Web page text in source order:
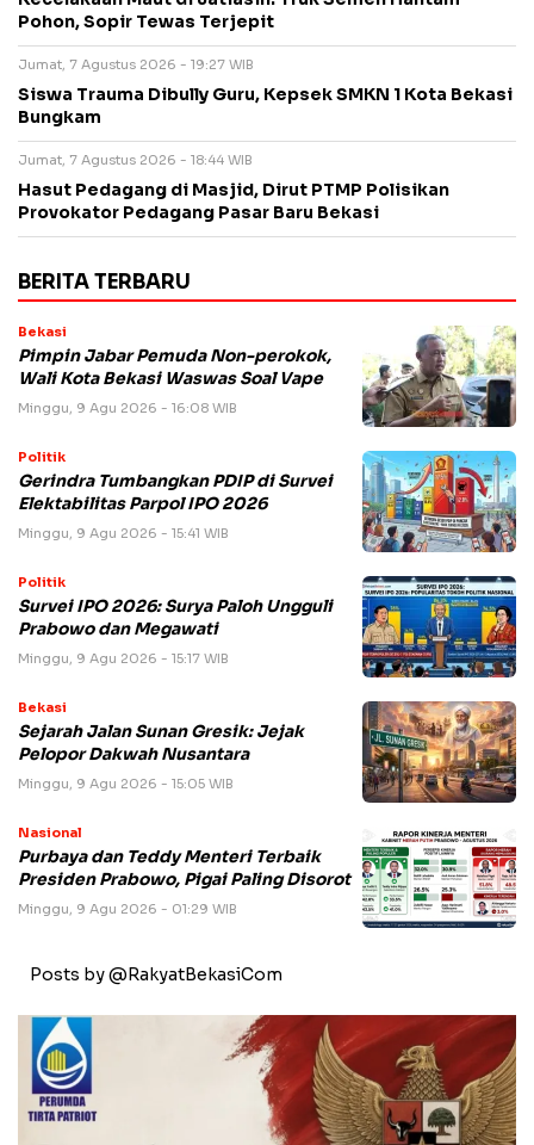
Pohon, Sopir Tewas Terjepit
Jumat, 7 Agustus 2026 - 19:27 WIB
Siswa Trauma Dibully Guru, Kepsek SMKN 1 Kota Bekasi
Bungkam
Jumat, 7 Agustus 2026 - 18:44 WIB
Hasut Pedagang di Masjid, Dirut PTMP Polisikan
Provokator Pedagang Pasar Baru Bekasi
BERITA TERBARU
Bekasi
Pimpin Jabar Pemuda Non-perokok,
Wali Kota Bekasi Waswas Soal Vape
Minggu, 9 Agu 2026 - 16:08 WIB
Politik
Gerindra Tumbangkan PDIP di Survei
Elektabilitas Parpol IPO 2026
Minggu, 9 Agu 2026 - 15:41 WIB
Politik
Survei IPO 2026: Surya Paloh Ungguli
Prabowo dan Megawati
Minggu, 9 Agu 2026 - 15:17 WIB
Bekasi
Sejarah Jalan Sunan Gresik: Jejak
Pelopor Dakwah Nusantara
Minggu, 9 Agu 2026 - 15:05 WIB
Nasional
Purbaya dan Teddy Menteri Terbaik
Presiden Prabowo, Pigai Paling Disorot
Minggu, 9 Agu 2026 - 01:29 WIB
Posts by @RakyatBekasiCom